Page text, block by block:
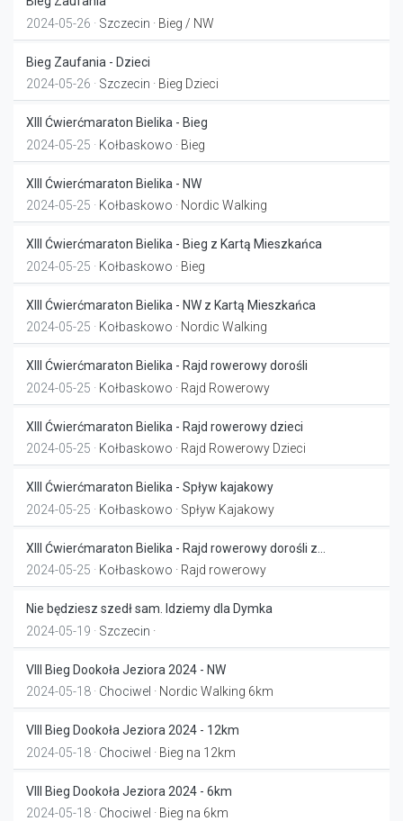
2024-05-26 · Szczecin · Bieg / NW
Bieg Zaufania - Dzieci
2024-05-26 · Szczecin · Bieg Dzieci
XIII Ćwierćmaraton Bielika - Bieg
2024-05-25 · Kołbaskowo · Bieg
XIII Ćwierćmaraton Bielika - NW
2024-05-25 · Kołbaskowo · Nordic Walking
XIII Ćwierćmaraton Bielika - Bieg z Kartą Mieszkańca
2024-05-25 · Kołbaskowo · Bieg
XIII Ćwierćmaraton Bielika - NW z Kartą Mieszkańca
2024-05-25 · Kołbaskowo · Nordic Walking
XIII Ćwierćmaraton Bielika - Rajd rowerowy dorośli
2024-05-25 · Kołbaskowo · Rajd Rowerowy
XIII Ćwierćmaraton Bielika - Rajd rowerowy dzieci
2024-05-25 · Kołbaskowo · Rajd Rowerowy Dzieci
XIII Ćwierćmaraton Bielika - Spływ kajakowy
2024-05-25 · Kołbaskowo · Spływ Kajakowy
XIII Ćwierćmaraton Bielika - Rajd rowerowy dorośli z...
2024-05-25 · Kołbaskowo · Rajd rowerowy
Nie będziesz szedł sam. Idziemy dla Dymka
2024-05-19 · Szczecin ·
VIII Bieg Dookoła Jeziora 2024 - NW
2024-05-18 · Chociwel · Nordic Walking 6km
VIII Bieg Dookoła Jeziora 2024 - 12km
2024-05-18 · Chociwel · Bieg na 12km
VIII Bieg Dookoła Jeziora 2024 - 6km
2024-05-18 · Chociwel · Bieg na 6km